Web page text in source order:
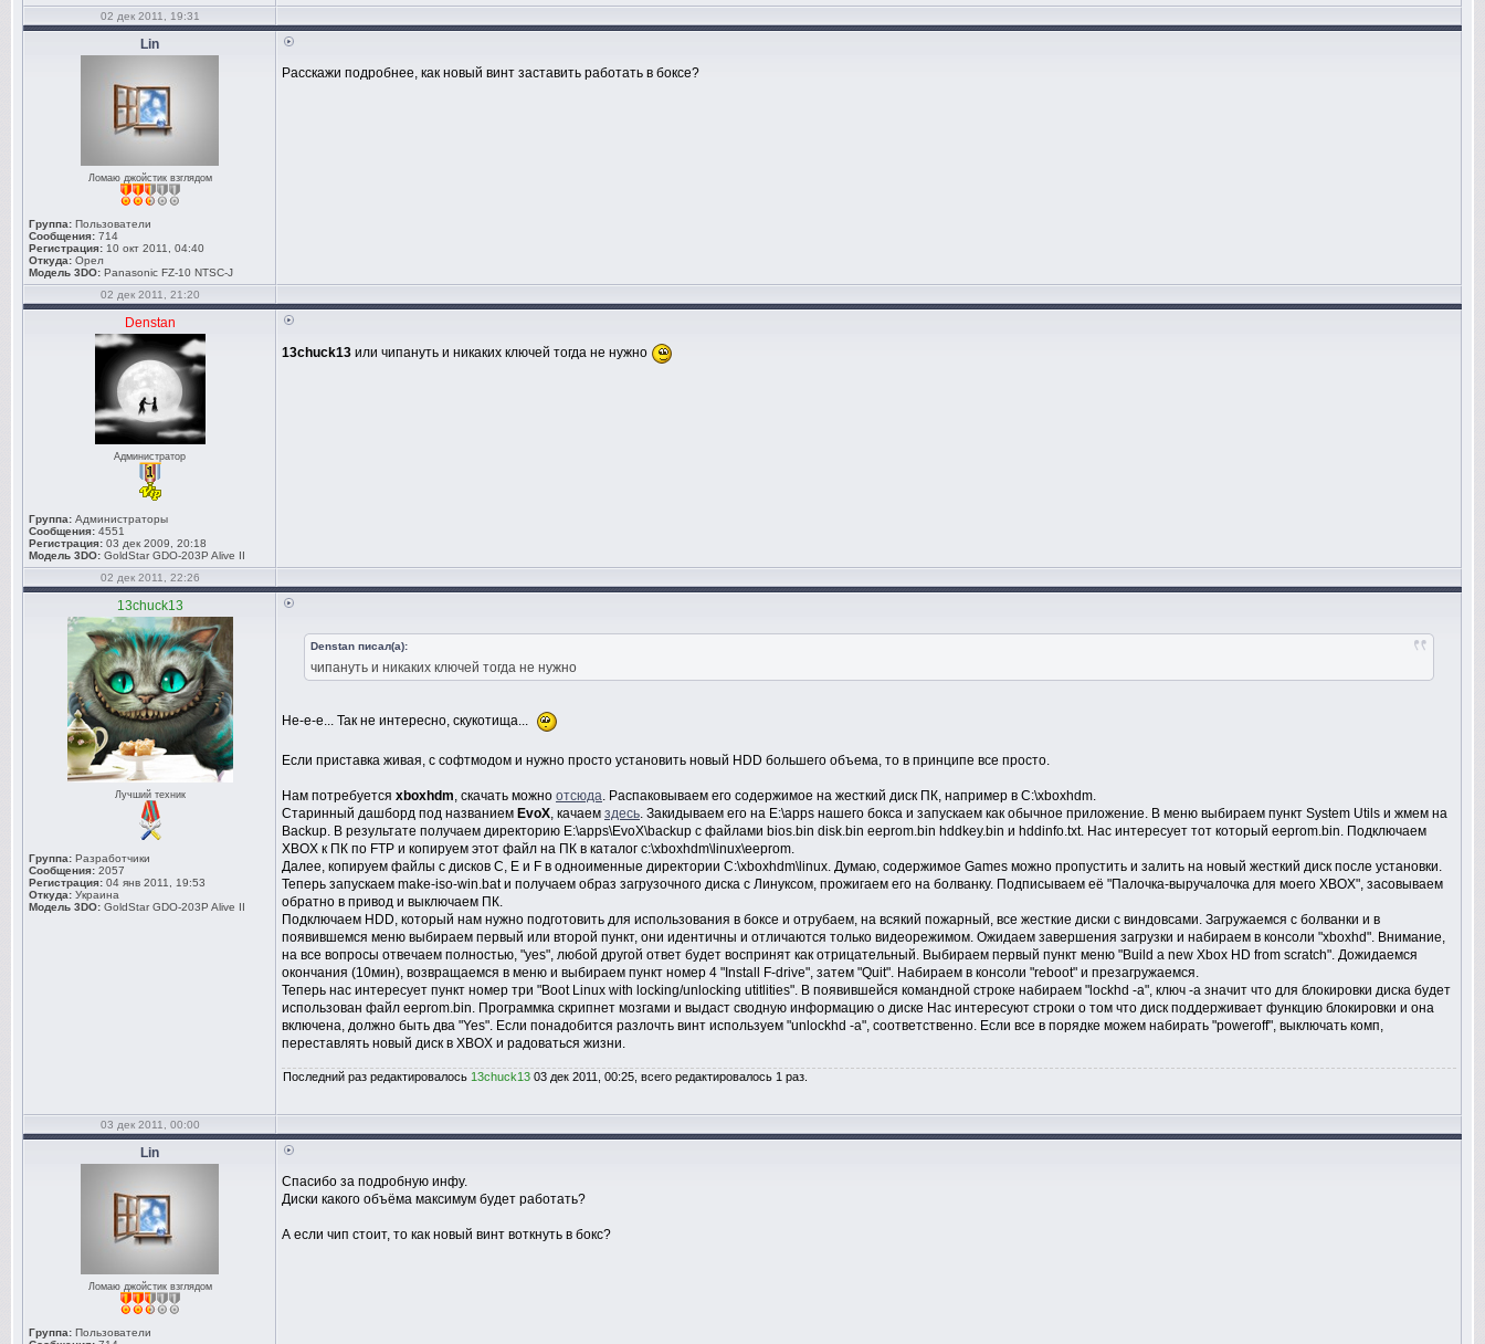
02 дек 2011, 19:31
Lin
Ломаю джойстик взглядом
Группа: Пользователи
Сообщения: 714
Регистрация: 10 окт 2011, 04:40
Откуда: Орел
Модель 3DO: Panasonic FZ-10 NTSC-J
Расскажи подробнее, как новый винт заставить работать в боксе?
02 дек 2011, 21:20
Denstan
Администратор
Группа: Администраторы
Сообщения: 4551
Регистрация: 03 дек 2009, 20:18
Модель 3DO: GoldStar GDO-203P Alive II
13chuck13 или чипануть и никаких ключей тогда не нужно
02 дек 2011, 22:26
13chuck13
Лучший техник
Группа: Разработчики
Сообщения: 2057
Регистрация: 04 янв 2011, 19:53
Откуда: Украина
Модель 3DO: GoldStar GDO-203P Alive II
Denstan писал(а):
чипануть и никаких ключей тогда не нужно
Не-е-е... Так не интересно, скукотища...
Если приставка живая, с софтмодом и нужно просто установить новый HDD большего объема, то в принципе все просто.
Нам потребуется xboxhdm, скачать можно отсюда. Распаковываем его содержимое на жесткий диск ПК, например в C:\xboxhdm.
Старинный дашборд под названием EvoX, качаем здесь. Закидываем его на E:\apps нашего бокса и запускаем как обычное приложение. В меню выбираем пункт System Utils и жмем на
Backup. В результате получаем директорию E:\apps\EvoX\backup с файлами bios.bin disk.bin eeprom.bin hddkey.bin и hddinfo.txt. Нас интересует тот который eeprom.bin. Подключаем
XBOX к ПК по FTP и копируем этот файл на ПК в каталог c:\xboxhdm\linux\eeprom.
Далее, копируем файлы с дисков C, E и F в одноименные директории C:\xboxhdm\linux. Думаю, содержимое Games можно пропустить и залить на новый жесткий диск после установки.
Теперь запускаем make-iso-win.bat и получаем образ загрузочного диска с Линуксом, прожигаем его на болванку. Подписываем её "Палочка-выручалочка для моего XBOX", засовываем
обратно в привод и выключаем ПК.
Подключаем HDD, который нам нужно подготовить для использования в боксе и отрубаем, на всякий пожарный, все жесткие диски с виндовсами. Загружаемся с болванки и в
появившемся меню выбираем первый или второй пункт, они идентичны и отличаются только видеорежимом. Ожидаем завершения загрузки и набираем в консоли "xboxhd". Внимание,
на все вопросы отвечаем полностью, "yes", любой другой ответ будет воспринят как отрицательный. Выбираем первый пункт меню "Build a new Xbox HD from scratch". Дожидаемся
окончания (10мин), возвращаемся в меню и выбираем пункт номер 4 "Install F-drive", затем "Quit". Набираем в консоли "reboot" и презагружаемся.
Теперь нас интересует пункт номер три "Boot Linux with locking/unlocking utitlities". В появившейся командной строке набираем "lockhd -a", ключ -а значит что для блокировки диска будет
использован файл eeprom.bin. Программка скрипнет мозгами и выдаст сводную информацию о диске Нас интересуют строки о том что диск поддерживает функцию блокировки и она
включена, должно быть два "Yes". Если понадобится разлочть винт используем "unlockhd -a", соответственно. Если все в порядке можем набирать "poweroff", выключать комп,
переставлять новый диск в XBOX и радоваться жизни.
Последний раз редактировалось 13chuck13 03 дек 2011, 00:25, всего редактировалось 1 раз.
03 дек 2011, 00:00
Lin
Ломаю джойстик взглядом
Группа: Пользователи
Спасибо за подробную инфу.
Диски какого объёма максимум будет работать?
А если чип стоит, то как новый винт воткнуть в бокс?